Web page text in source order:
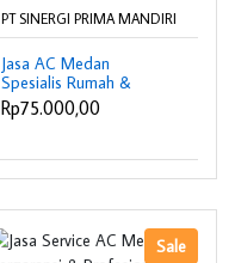
PT SINERGI PRIMA MANDIRI
Jasa AC Medan
Spesialis Rumah &
Kantor Profesional
Rp75.000,00
Sale